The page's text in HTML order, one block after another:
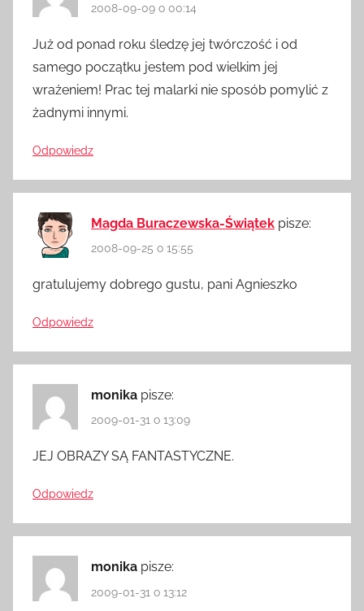
2008-09-09 o 00:14
Już od ponad roku śledzę jej twórczość i od
samego początku jestem pod wielkim jej
wrażeniem! Prac tej malarki nie sposób pomylić z
żadnymi innymi.
Odpowiedz
Magda Buraczewska-Świątek pisze:
2008-09-25 o 15:55
gratulujemy dobrego gustu, pani Agnieszko
Odpowiedz
monika pisze:
2009-01-31 o 13:09
JEJ OBRAZY SĄ FANTASTYCZNE.
Odpowiedz
monika pisze:
2009-01-31 o 13:12